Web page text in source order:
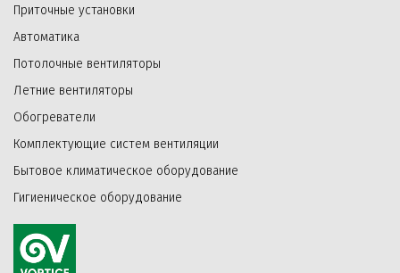
Приточные установки
Автоматика
Потолочные вентиляторы
Летние вентиляторы
Обогреватели
Комплектующие систем вентиляции
Бытовое климатическое оборудование
Гигиеническое оборудование